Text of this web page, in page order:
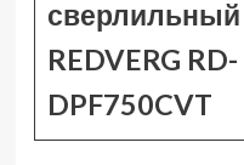
сверлильный
REDVERG RD-
DPF750CVT